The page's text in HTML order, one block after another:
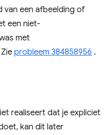
van een afbeelding of
een niet-
met
probleem 384858956 .
realiseert dat je expliciet
kan dit later